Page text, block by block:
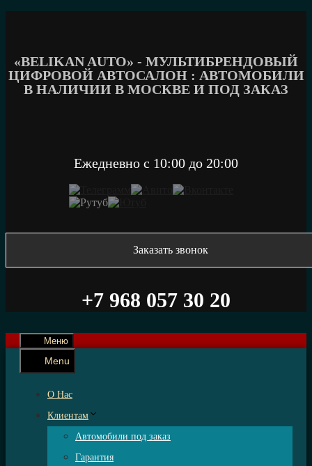
«BELIKAN AUTO» - МУЛЬТИБРЕНДОВЫЙ
ЦИФРОВОЙ АВТОСАЛОН : АВТОМОБИЛИ
В НАЛИЧИИ В МОСКВЕ И ПОД ЗАКАЗ
Ежедневно c 10:00 до 20:00
Заказать звонок
+7 968 057 30 20
Меню
Menu
О Нас
Клиентам
Автомобили под заказ
Гарантия